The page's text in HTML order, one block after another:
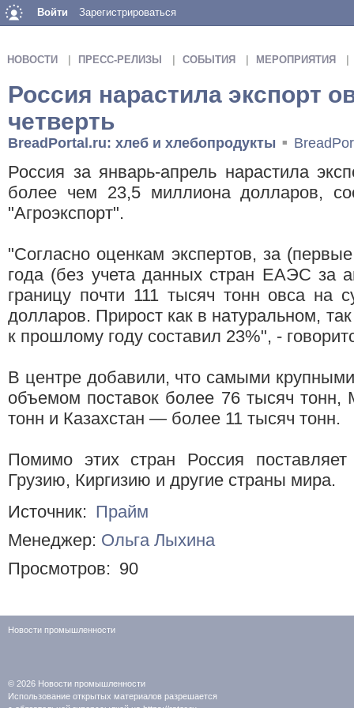
Войти Зарегистрироваться
НОВОСТИ ПРЕСС-РЕЛИЗЫ СОБЫТИЯ МЕРОПРИЯТИЯ
Россия нарастила экспорт
четверть
BreadPortal.ru: хлеб и хлебопродукты ■
Россия за январь-апрель нарастила
более чем 23,5 миллиона долларов,
"Агроэкспорт".
"Согласно оценкам экспертов, за
года (без учета данных стран ЕАЭС за
границу почти 111 тысяч тонн овса
долларов. Прирост как в натуральном,
к прошлому году составил 23%", -
В центре добавили, что самыми
объемом поставок более 76 тысяч
тонн и Казахстан — более 11 тысяч тонн.
Помимо этих стран Россия
Грузию, Киргизию и другие страны мира.
Источник: Прайм
Менеджер: Ольга Лыхина
Просмотров: 90
Новости промышленности
© 2026 Новости промышленности
Использование открытых материалов разрешается